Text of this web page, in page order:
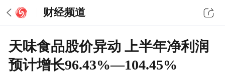
财经频道
天味食品股价异动 上半年净利润
预计增长96.43%—104.45%